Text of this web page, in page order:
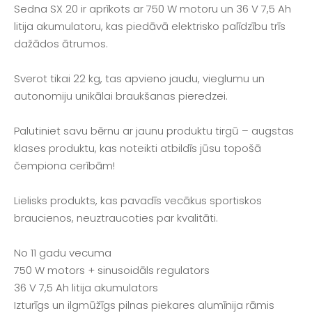
Sedna SX 20 ir aprīkots ar 750 W motoru un 36 V 7,5 Ah
litija akumulatoru, kas piedāvā elektrisko palīdzību trīs
dažādos ātrumos.
Sverot tikai 22 kg, tas apvieno jaudu, vieglumu un
autonomiju unikālai braukšanas pieredzei.
Palutiniet savu bērnu ar jaunu produktu tirgū – augstas
klases produktu, kas noteikti atbildīs jūsu topošā
čempiona cerībām!
Lielisks produkts, kas pavadīs vecākus sportiskos
braucienos, neuztraucoties par kvalitāti.
No 11 gadu vecuma
750 W motors + sinusoidāls regulators
36 V 7,5 Ah litija akumulators
Izturīgs un ilgmūžīgs pilnas piekares alumīnija rāmis